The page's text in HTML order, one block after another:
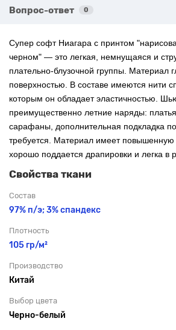
Вопрос-ответ 0
Супер софт Ниагара с принтом
черном" — это легкая, немнущаяся и
плательно-блузочной группы. Материал
поверхностью. В составе имеются нити
которым он обладает эластичностью.
преимущественно летние наряды:
сарафаны, дополнительная подкладка
требуется. Материал имеет повышенную
хорошо поддается драпировки и легка в
Свойства ткани
Состав
97% п/э; 3% спандекс
Плотность
105 гр/м²
Производство
Китай
Выбор цвета
Черно-белый